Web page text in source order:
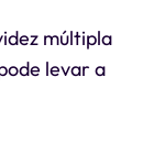
múltipla
levar a